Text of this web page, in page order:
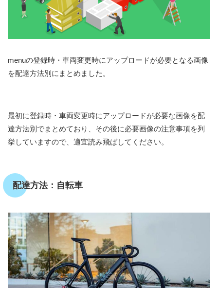
menuの登録時・車両変更時にアップロードが必要となる画像
を配達方法別にまとめました。
最初に登録時・車両変更時にアップロードが必要な画像を配
達方法別でまとめており、その後に必要画像の注意事項を列
挙していますので、適宜読み飛ばしてください。
配達方法：自転車